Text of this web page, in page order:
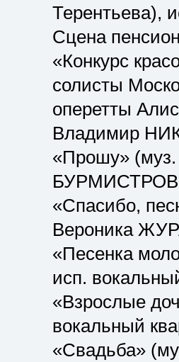
Терентьева),
Сцена
«Конкурс
солисты
оперетты
Владимир
«Прошу» (муз.
«Спасибо,
Вероника
«Песенка
исп.
«Взрослые
вокальный
«Свадьба»